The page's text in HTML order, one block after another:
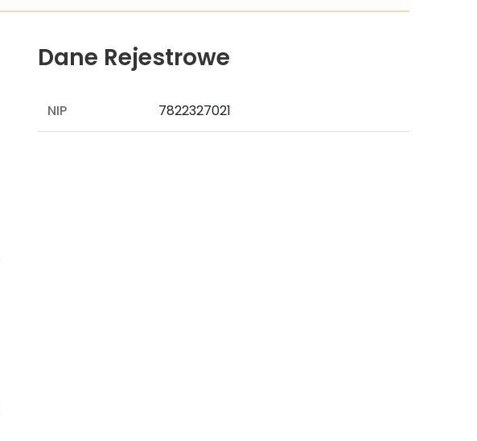
Dane Rejestrowe
NIP 7822327021